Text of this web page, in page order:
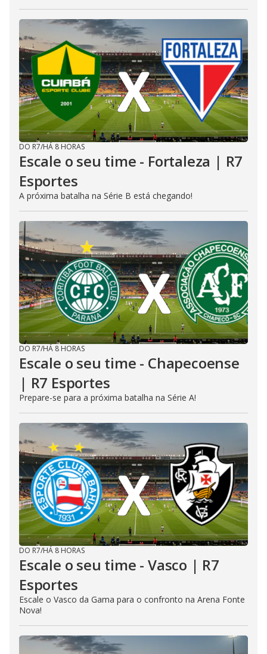
DO R7/HÁ 8 HORAS
Escale o seu time - Fortaleza | R7
Esportes
A próxima batalha na Série B está chegando!
DO R7/HÁ 8 HORAS
Escale o seu time - Chapecoense
| R7 Esportes
Prepare-se para a próxima batalha na Série A!
DO R7/HÁ 8 HORAS
Escale o seu time - Vasco | R7
Esportes
Escale o Vasco da Gama para o confronto na Arena Fonte
Nova!